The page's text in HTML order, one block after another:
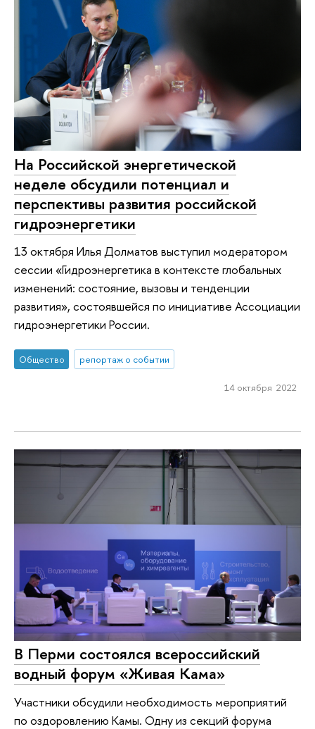
На Российской энергетической
неделе обсудили потенциал и
перспективы развития российской
гидроэнергетики
13 октября Илья Долматов выступил модератором
сессии «Гидроэнергетика в контексте глобальных
изменений: состояние, вызовы и тенденции
развития», состоявшейся по инициативе Ассоциации
гидроэнергетики России.
Общество репортаж о событии
14 октября 2022
В Перми состоялся всероссийский
водный форум «Живая Кама»
Участники обсудили необходимость мероприятий
по оздоровлению Камы. Одну из секций форума